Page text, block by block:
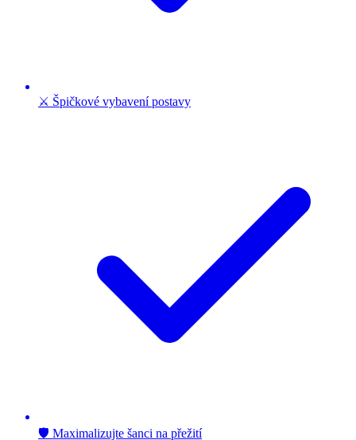
⚔️ Špičkové vybavení postavy
🛡️ Maximalizujte šanci na přežití